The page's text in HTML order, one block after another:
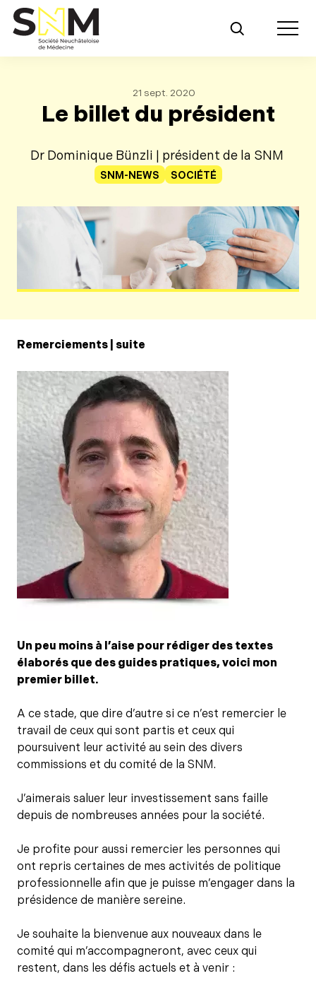
Retour au contenu principal
Toggle
21 sept. 2020
Le billet du président
Dr Dominique Bünzli | président de la SNM
SNM-NEWS SOCIÉTÉ
Remerciements | suite
Un peu moins à l’aise pour rédiger des textes
élaborés que des guides pratiques, voici mon
premier billet.
A ce stade, que dire d’autre si ce n’est remercier le
travail de ceux qui sont partis et ceux qui
poursuivent leur activité au sein des divers
commissions et du comité de la SNM.
J’aimerais saluer leur investissement sans faille
depuis de nombreuses années pour la société.
Je profite pour aussi remercier les personnes qui
ont repris certaines de mes activités de politique
professionnelle afin que je puisse m’engager dans la
présidence de manière sereine.
Je souhaite la bienvenue aux nouveaux dans le
comité qui m’accompagneront, avec ceux qui
restent, dans les défis actuels et à venir :